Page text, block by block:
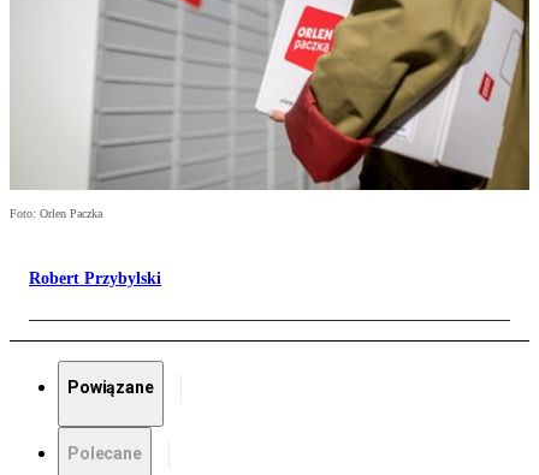
Foto: Orlen Paczka
Robert Przybylski
Powiązane
Polecane